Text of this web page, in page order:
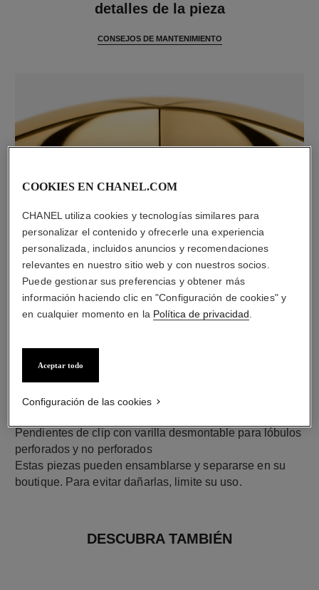
detalles de la pieza
CONSEJOS DE MANTENIMIENTO
material
Oro amarillo de 18 quilates
Pendientes de clip con varilla desmontable para lóbulos
perforados y no perforados
Estas piezas pueden ensamblarse y separarse en su
boutique. Para evitar dañarlas, limite su uso.
DESCUBRA TAMBIÉN
COOKIES EN CHANEL.COM
CHANEL utiliza cookies y tecnologías similares para
personalizar el contenido y ofrecerle una experiencia
personalizada, incluidos anuncios y recomendaciones
relevantes en nuestro sitio web y con nuestros socios.
Puede gestionar sus preferencias y obtener más
información haciendo clic en "Configuración de cookies" y
en cualquier momento en la Política de privacidad
Aceptar todo
Configuración de las cookies